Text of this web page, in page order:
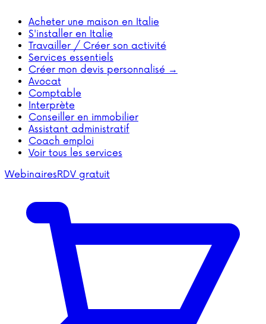
Acheter une maison en Italie
S'installer en Italie
Travailler / Créer son activité
Services essentiels
Créer mon devis personnalisé →
Avocat
Comptable
Interprète
Conseiller en immobilier
Assistant administratif
Coach emploi
Voir tous les services
WebinairesRDV gratuit